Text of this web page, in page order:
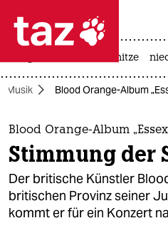
 taz zahl
taz zahl ich
themen
politik
öko
hitze
Musik Blood Orange-Album
Blood Orange-Album
Stimmung der
Der britische Künstler
britischen Provinz seiner
kommt er für ein Konzert